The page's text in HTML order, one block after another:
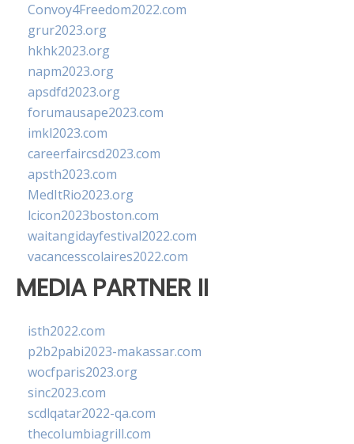
Convoy4Freedom2022.com
grur2023.org
hkhk2023.org
napm2023.org
apsdfd2023.org
forumausape2023.com
imkl2023.com
careerfaircsd2023.com
apsth2023.com
MedItRio2023.org
lcicon2023boston.com
waitangidayfestival2022.com
vacancesscolaires2022.com
MEDIA PARTNER II
isth2022.com
p2b2pabi2023-makassar.com
wocfparis2023.org
sinc2023.com
scdlqatar2022-qa.com
thecolumbiagrill.com